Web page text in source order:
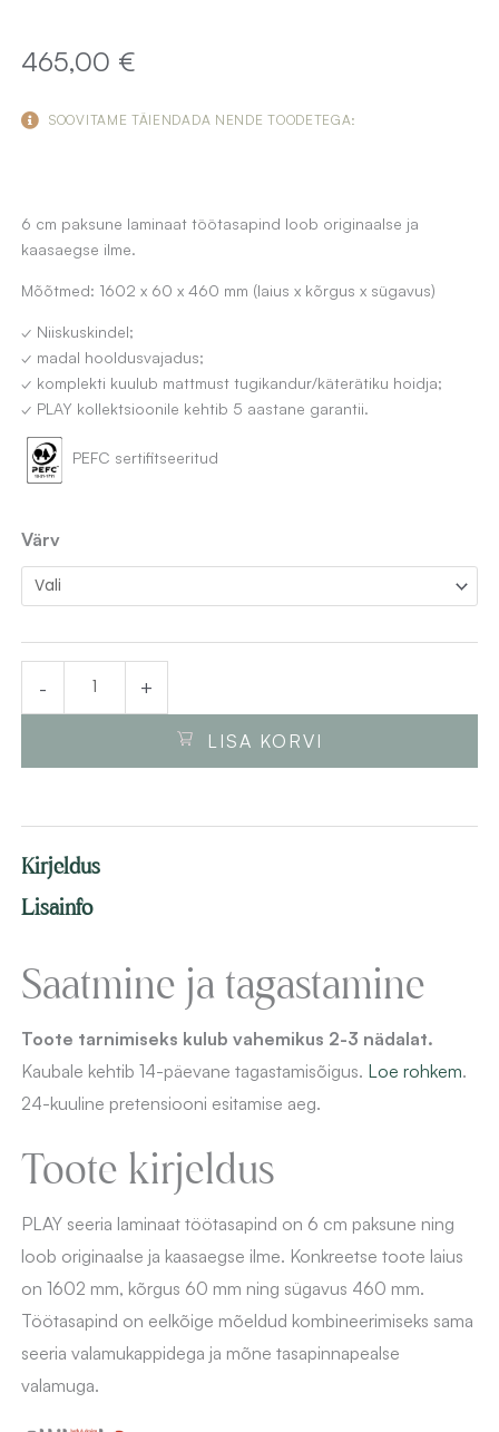
465,00 €
SOOVITAME TÄIENDADA NENDE TOODETEGA:
6 cm paksune laminaat töötasapind loob originaalse ja
kaasaegse ilme.
Mõõtmed: 1602 x 60 x 460 mm (laius x kõrgus x sügavus)
✓ Niiskuskindel;
✓ madal hooldusvajadus;
✓ komplekti kuulub mattmust tugikandur/käterätiku hoidja;
✓ PLAY kollektsioonile kehtib 5 aastane garantii.
PEFC sertifitseeritud
Värv
-
Laminaat
töötasapind
PLAY
cm
kogus
+
LISA KORVI
Kirjeldus
Lisainfo
Saatmine ja tagastamine
Toote tarnimiseks kulub vahemikus 2-3 nädalat.
Kaubale kehtib 14-päevane tagastamisõigus. Loe rohkem.
24-kuuline pretensiooni esitamise aeg.
Toote kirjeldus
PLAY seeria laminaat töötasapind on 6 cm paksune ning
loob originaalse ja kaasaegse ilme. Konkreetse toote laius
on 1602 mm, kõrgus 60 mm ning sügavus 460 mm.
Töötasapind on eelkõige mõeldud kombineerimiseks sama
seeria valamukappidega ja mõne tasapinnapealse
valamuga.